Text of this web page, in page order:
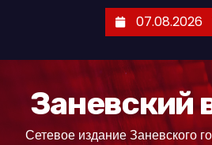
07.08.2026
Заневский
Сетевое издание Заневского